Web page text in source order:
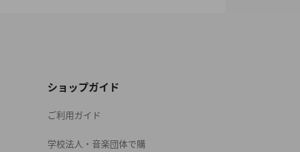
ショップガイド
ご利用ガイド
学校法人・音楽団体で購